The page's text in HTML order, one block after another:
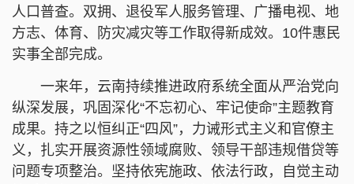
人口普查。双拥、退役军人服务管理、广播电视、地
方志、体育、防灾减灾等工作取得新成效。10件惠民
实事全部完成。
一来年，云南持续推进政府系统全面从严治党向
纵深发展，巩固深化“不忘初心、牢记使命”主题教育
成果。持之以恒纠正“四风”，力诫形式主义和官僚主
义，扎实开展资源性领域腐败、领导干部违规借贷等
问题专项整治。坚持依宪施政、依法行政，自觉主动